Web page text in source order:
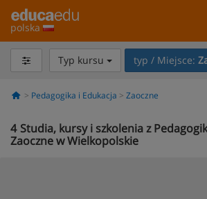
polska
Typ kursu typ / Miejsce:
Pedagogika i Edukacja Zaoczne
4 Studia, kursy i szkolenia z
Zaoczne w Wielkopolskie